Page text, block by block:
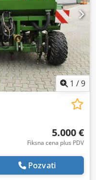
1 /9
5.000 €
Fiksna cena plus PDV
Pozvati